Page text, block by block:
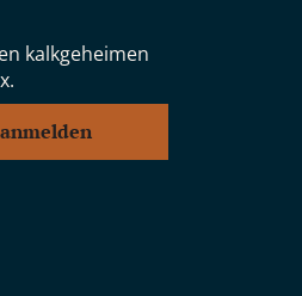
kalkgeheimen